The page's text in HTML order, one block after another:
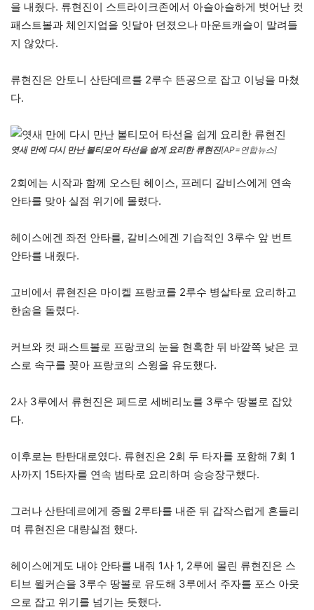
을 내줬다. 류현진이 스트라이크존에서 아슬아슬하게 벗어난 컷
패스트볼과 체인지업을 잇달아 던졌으나 마운트캐슬이 말려들
지 않았다.
류현진은 안토니 산탄데르를 2루수 뜬공으로 잡고 이닝을 마쳤
다.
엿새 만에 다시 만난 볼티모어 타선을 쉽게 요리한 류현진[AP=연합뉴스]
2회에는 시작과 함께 오스틴 헤이스, 프레디 갈비스에게 연속
안타를 맞아 실점 위기에 몰렸다.
헤이스에겐 좌전 안타를, 갈비스에겐 기습적인 3루수 앞 번트
안타를 내줬다.
고비에서 류현진은 마이켈 프랑코를 2루수 병살타로 요리하고
한숨을 돌렸다.
커브와 컷 패스트볼로 프랑코의 눈을 현혹한 뒤 바깥쪽 낮은 코
스로 속구를 꽂아 프랑코의 스윙을 유도했다.
2사 3루에서 류현진은 페드로 세베리노를 3루수 땅볼로 잡았
다.
이후로는 탄탄대로였다. 류현진은 2회 두 타자를 포함해 7회 1
사까지 15타자를 연속 범타로 요리하며 승승장구했다.
그러나 산탄데르에게 중월 2루타를 내준 뒤 갑작스럽게 흔들리
며 류현진은 대량실점 했다.
헤이스에게도 내야 안타를 내줘 1사 1, 2루에 몰린 류현진은 스
티브 윌커슨을 3루수 땅볼로 유도해 3루에서 주자를 포스 아웃
으로 잡고 위기를 넘기는 듯했다.